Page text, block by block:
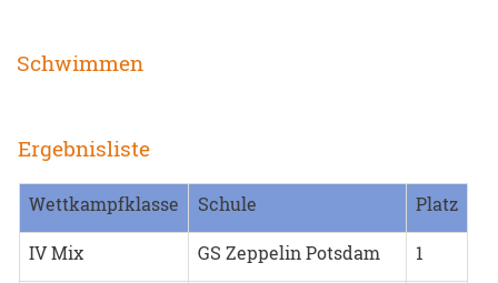
Schwimmen
Ergebnisliste
Wettkampfklasse Schule Platz
IV Mix GS Zeppelin Potsdam 1